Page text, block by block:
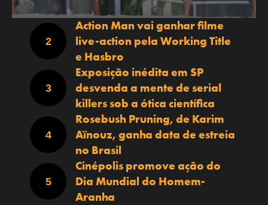
Action Man vai ganhar filme
live-action pela Working Title
e Hasbro
Exposição inédita em SP
desvenda a mente de serial
killers sob a ótica científica
Rosebush Pruning, de Karim
Aïnouz, ganha data de estreia
no Brasil
Cinépolis promove ação do
Dia Mundial do Homem-
Aranha